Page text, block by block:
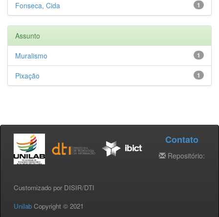
1
Fonseca, Cida
Assunto
1
Muralismo
1
Pixação
Customizado por DISIR/DTI
Unilab Copyright © 2021
Contato
Repositório: